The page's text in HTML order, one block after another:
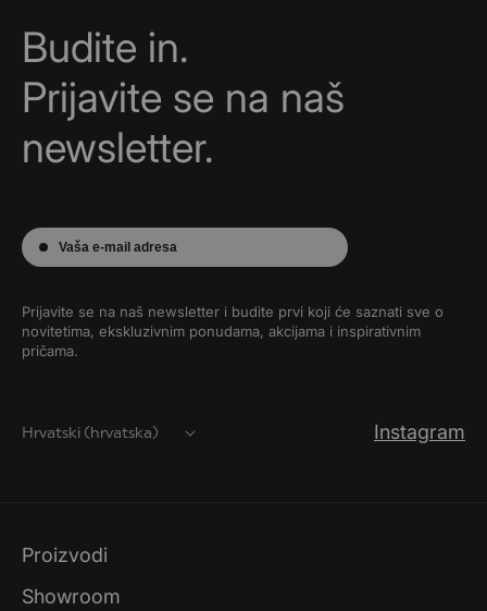
Budite in.
Prijavite se na naš
newsletter.
Vaša e-mail adresa
Prijavite se na naš newsletter i budite prvi koji će saznati sve o
novitetima, ekskluzivnim ponudama, akcijama i inspirativnim
pričama.
Hrvatski (hrvatska) Instagram
Proizvodi
Showroom